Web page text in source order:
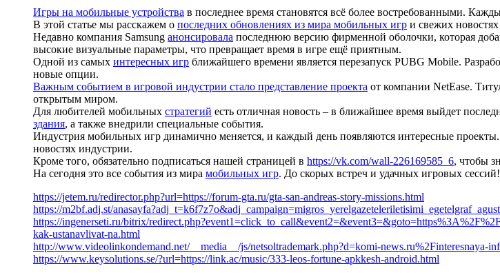
Игры на мобильные устройства в последнее время становятся всё более востребованными.
В этой статье мы расскажем о последних обновлениях из мира мобильных игр и свежих
Недавно компания Samsung анонсировала последнюю версию фирменной оболочки, которая
высокие визуальные параметры, что превращает время в игре ещё приятным.
Одной из самых интересных игр ближайшего времени является перезапуск PUBG Mobile.
новые опции.
Важным событием в игровой индустрии стало представление проекта от компании NetEase.
открытым миром.
Для любителей мобильных стратегий есть отличная новость – в ближайшее время выйдет
здания, а также внедрили специальные события.
Индустрия мобильных игр динамично меняется, и каждый день появляются интересные
новостях индустрии.
Кроме того, обязательно подписаться нашей страницей в https://vk.com/wall-226169585_6, чтобы
На сегодня это все события из мира мобильных игр. До скорых встреч и удачных игровых сессий!
https://jetem.ru/redirector.php?url=https://forum-gta.ru/gta-san-andreas-story-missions.html
https://m2bf.adj.st/
https://ingenerseti.ru/bitrix/
kak-ustanavlivat-na.html
http://www.videolinkondemand.net/__media__/js/netsoltrademark.php?d=komi-
https://www.keysolutions.se/?url=https://link.ac/music/333-leos-fortune-apkkesh-android.html